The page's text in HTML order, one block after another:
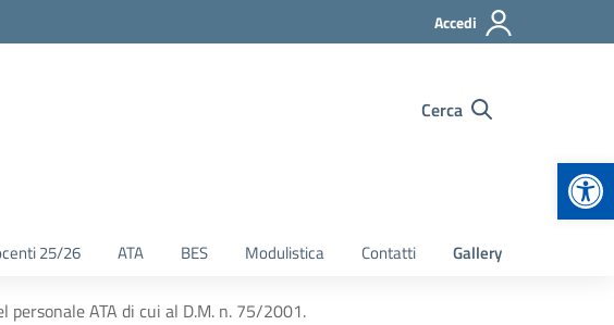
Accedi
Cerca
25/26 ATA BES Modulistica Contatti Gallery
ATA di cui al D.M. n. 75/2001.